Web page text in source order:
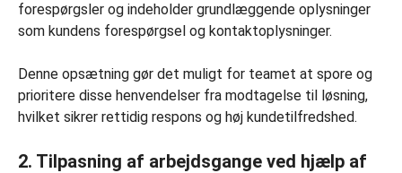
forespørgsler og indeholder grundlæggende oplysninger
som kundens forespørgsel og kontaktoplysninger.
Denne opsætning gør det muligt for teamet at spore og
prioritere disse henvendelser fra modtagelse til løsning,
hvilket sikrer rettidig respons og høj kundetilfredshed.
2. Tilpasning af arbejdsgange ved hjælp af